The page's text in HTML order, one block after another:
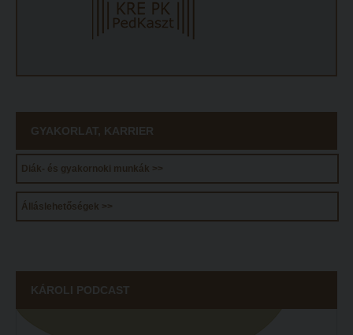
GYAKORLAT, KARRIER
Diák- és gyakornoki munkák >>
Álláslehetőségek >>
KÁROLI PODCAST